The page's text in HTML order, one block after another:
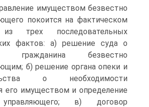
имуществом безвестно
покоится на фактическом
трех последовательных
фактов: а) решение суда о
гражданина безвестно
б) решение органа опеки и
о необходимости
его имуществом и определение
в) договор